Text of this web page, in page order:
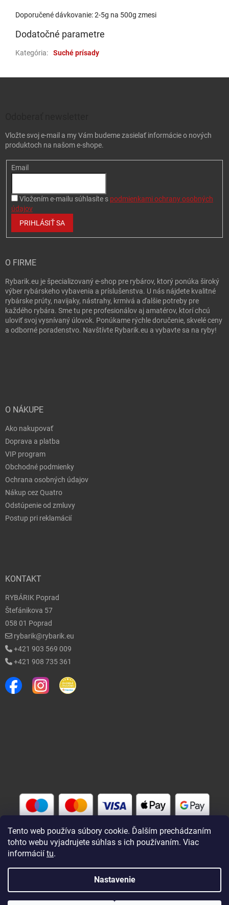
Tento web používa súbory cookie. Ďalším prechádzaním
tohto webu vyjadrujete súhlas s ich používaním. Viac
informácií tu.
Nastavenie
Doporučené dávkovanie: 2-5g na 500g zmesi
Dodatočné parametre
Kategória: Suché prísady
Vložte svoj e-mail a my Vám budeme zasielať informácie o nových
produktoch na našom e-shope.
Email
Vložením e-mailu súhlasíte s podmienkami ochrany osobných
údajov
PRIHLÁSIŤ SA
O FIRME
Rybarik.eu je špecializovaný e-shop pre rybárov, ktorý ponúka široký
výber rybárskeho vybavenia a príslušenstva. U nás nájdete kvalitné
rybárske prúty, navijaky, nástrahy, krmivá a ďalšie potreby pre
každého rybára. Sme tu pre profesionálov aj amatérov, ktorí chcú
uloviť svoj vysnívaný úlovok. Ponúkame rýchle doručenie, skvelé ceny
a odborné poradenstvo. Navštívte Rybarik.eu a vybavte sa na ryby!
O NÁKUPE
Ako nakupovať
Doprava a platba
VIP program
Obchodné podmienky
Ochrana osobných údajov
Nákup cez Quatro
Odstúpenie od zmluvy
Postup pri reklamácií
KONTAKT
RYBÁRIK Poprad
Štefánikova 57
058 01 Poprad
rybarik@rybarik.eu
+421 903 569 009
+421 908 735 361